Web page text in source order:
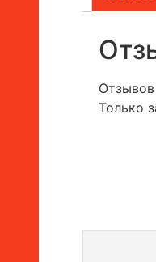
Отзывов
Только